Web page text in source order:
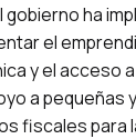
gobierno ha
el
y el acceso
a pequeñas
fiscales para